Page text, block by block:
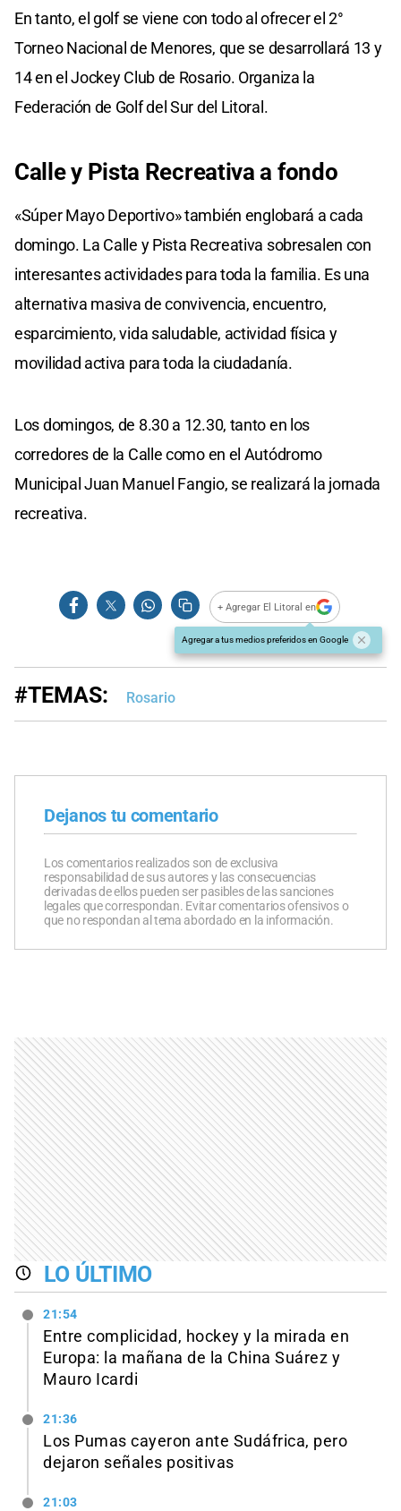
En tanto, el golf se viene con todo al ofrecer el 2°
Torneo Nacional de Menores, que se desarrollará 13 y
14 en el Jockey Club de Rosario. Organiza la
Federación de Golf del Sur del Litoral.
Calle y Pista Recreativa a fondo
«Súper Mayo Deportivo» también englobará a cada
domingo. La Calle y Pista Recreativa sobresalen con
interesantes actividades para toda la familia. Es una
alternativa masiva de convivencia, encuentro,
esparcimiento, vida saludable, actividad física y
movilidad activa para toda la ciudadanía.
Los domingos, de 8.30 a 12.30, tanto en los
corredores de la Calle como en el Autódromo
Municipal Juan Manuel Fangio, se realizará la jornada
recreativa.
+ Agregar El Litoral en
Agregar a tus medios preferidos en Google
#TEMAS: Rosario
Dejanos tu comentario
Los comentarios realizados son de exclusiva
responsabilidad de sus autores y las consecuencias
derivadas de ellos pueden ser pasibles de las sanciones
legales que correspondan. Evitar comentarios ofensivos o
que no respondan al tema abordado en la información.
LO ÚLTIMO
21:54
Entre complicidad, hockey y la mirada en
Europa: la mañana de la China Suárez y
Mauro Icardi
21:36
Los Pumas cayeron ante Sudáfrica, pero
dejaron señales positivas
21:03